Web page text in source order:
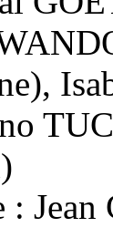
: